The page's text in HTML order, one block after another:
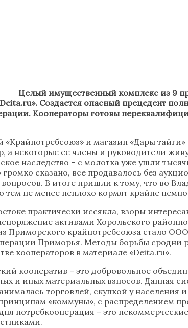
Целый имущественный комплекс из 9
Создается опасный прецедент
Кооператоры готовы
и магазин «Дары
а некоторые ее члены и руководители
наследство – с молотка уже ушли
сказано, все продавалось без
В итоге пришли к тому, что во
тем не менее неплохо кормят крайне
практически иссякла, взоры
активами Хорольского
Приморского крайпотребсоюза стало
Приморья. Методы борьбы сродни
кооператоров в материале «Deita.ru».
кооператив – это добровольное
и иных материальных взносов. Данная
торговлей, скупкой у
«коммуны», с распределением
потребкооперация – это